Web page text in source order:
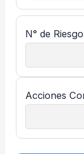
N° de Riesgo
Acciones